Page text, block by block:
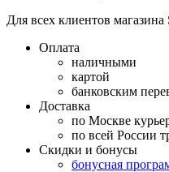
Для всех клиентов
Оплата
наличными
картой
банковским
Доставка
по Москве
по всей России
Скидки и бонусы
бонусная